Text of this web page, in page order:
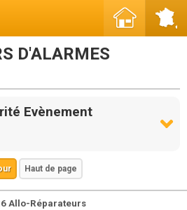
D'ALARMES
Evènement
Haut de page
Allo-Réparateurs